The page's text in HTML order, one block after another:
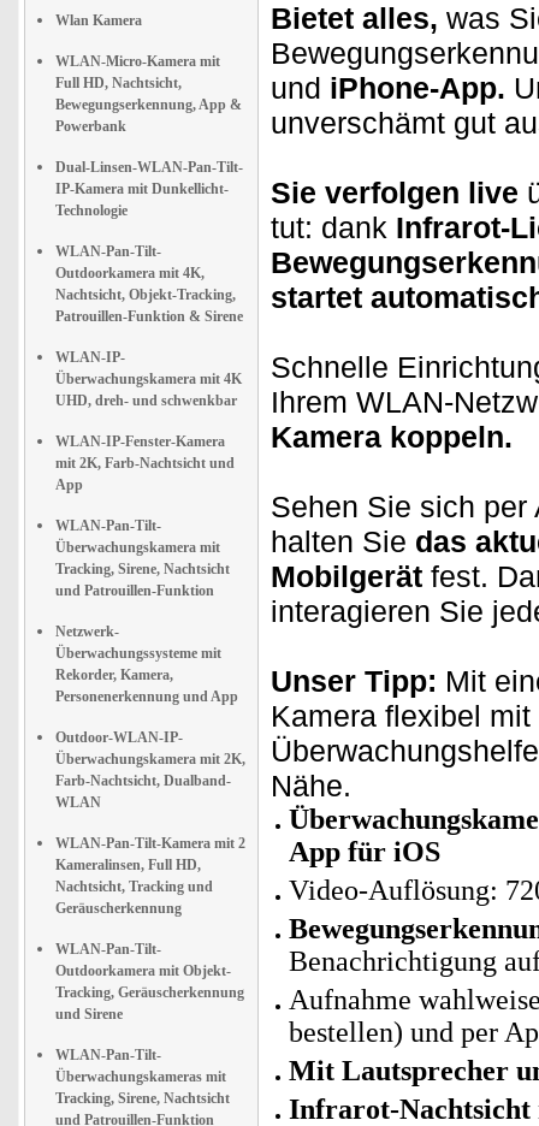
Wlan Kamera
WLAN-Micro-Kamera mit
Full HD, Nachtsicht,
Bewegungserkennung, App &
Powerbank
Dual-Linsen-WLAN-Pan-Tilt-
IP-Kamera mit Dunkellicht-
Technologie
WLAN-Pan-Tilt-
Outdoorkamera mit 4K,
Nachtsicht, Objekt-Tracking,
Patrouillen-Funktion & Sirene
WLAN-IP-
Überwachungskamera mit 4K
UHD, dreh- und schwenkbar
WLAN-IP-Fenster-Kamera
mit 2K, Farb-Nachtsicht und
App
WLAN-Pan-Tilt-
Überwachungskamera mit
Tracking, Sirene, Nachtsicht
und Patrouillen-Funktion
Netzwerk-
Überwachungssysteme mit
Rekorder, Kamera,
Personenerkennung und App
Outdoor-WLAN-IP-
Überwachungskamera mit 2K,
Farb-Nachtsicht, Dualband-
WLAN
WLAN-Pan-Tilt-Kamera mit 2
Kameralinsen, Full HD,
Nachtsicht, Tracking und
Geräuscherkennung
WLAN-Pan-Tilt-
Outdoorkamera mit Objekt-
Tracking, Geräuscherkennung
und Sirene
WLAN-Pan-Tilt-
Überwachungskameras mit
Tracking, Sirene, Nachtsicht
und Patrouillen-Funktion
Bietet alles, was
und iPhone-App.
unverschämt gut
Sie verfolgen live
tut: dank Infrarot-
startet
Schnelle
Ihrem WLAN-
Kamera koppeln.
Sehen Sie sich per
halten Sie das
Mobilgerät fest.
interagieren Sie
Unser Tipp: Mit
Kamera flexibel
Nähe.
App für iOS
Video-Auflösung:
Benachrichtigung
Aufnahme
bestellen) und per
Mit Lautsprecher
Infrarot-Nachtsicht